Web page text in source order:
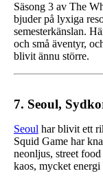
Säsong 3 av The
bjuder på lyxiga
semesterkänslan.
och små äventyr,
blivit ännu större.
7. Seoul,
Seoul har blivit ett
Squid Game har
neonljus, street
kaos, mycket